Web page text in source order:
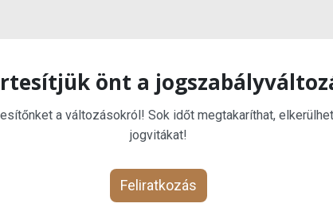
önt a
a változásokról! Sok időt megtakaríthat,
jogvitákat!
Feliratkozás